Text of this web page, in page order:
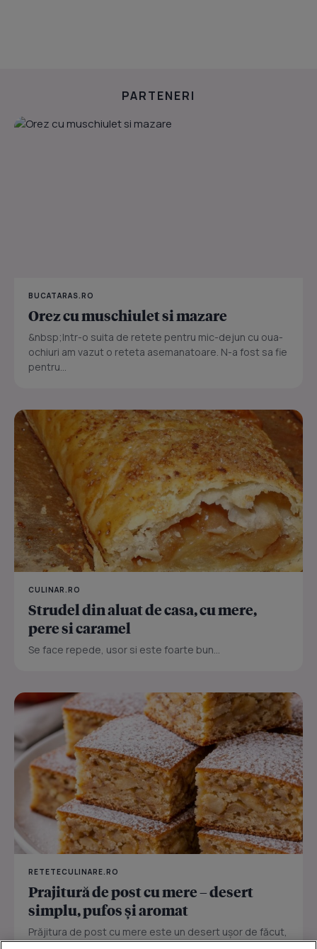
PARTENERI
BUCATARAS.RO
Orez cu muschiulet si mazare
&nbsp;Intr-o suita de retete pentru mic-dejun cu oua-
ochiuri am vazut o reteta asemanatoare. N-a fost sa fie
pentru...
CULINAR.RO
Strudel din aluat de casa, cu mere,
pere si caramel
Se face repede, usor si este foarte bun...
RETETECULINARE.RO
Prajitură de post cu mere – desert
simplu, pufos și aromat
Prăjitura de post cu mere este un desert ușor de făcut,